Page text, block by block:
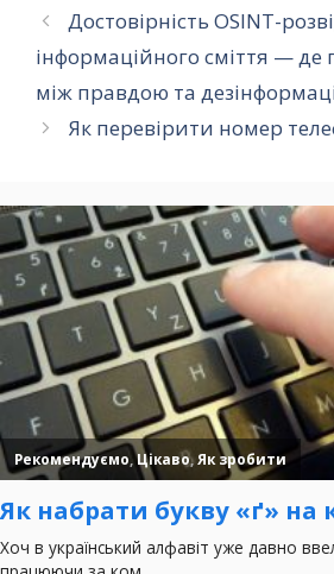
Достовірність OSINT-
інформаційного сміття — де
між правдою та
Як перевірити номер